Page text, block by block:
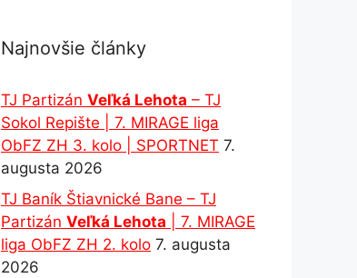
Najnovšie články
TJ Partizán Veľká Lehota – TJ
Sokol Repište | 7. MIRAGE liga
ObFZ ZH 3. kolo | SPORTNET 7.
augusta 2026
TJ Baník Štiavnické Bane – TJ
Partizán Veľká Lehota | 7. MIRAGE
liga ObFZ ZH 2. kolo 7. augusta
2026